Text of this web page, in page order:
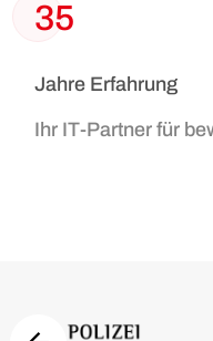
35
Jahre Erfahrung
Ihr IT-Partner für